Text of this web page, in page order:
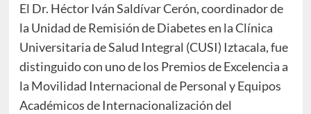
El Dr. Héctor Iván Saldívar Cerón, coordinador de
la Unidad de Remisión de Diabetes en la Clínica
Universitaria de Salud Integral (CUSI) Iztacala, fue
distinguido con uno de los Premios de Excelencia a
la Movilidad Internacional de Personal y Equipos
Académicos de Internacionalización del